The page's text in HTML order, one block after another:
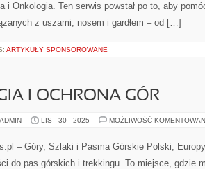
i Onkologia. Ten serwis powstał po to, aby
z uszami, nosem i gardłem – od […]
ARTYKUŁY SPONSOROWANE
I OCHRONA GÓR
LIS - 30 - 2025 MOŻLIWOŚĆ
– Góry, Szlaki i Pasma Górskie Polski,
do pas górskich i trekkingu. To miejsce, gdzie